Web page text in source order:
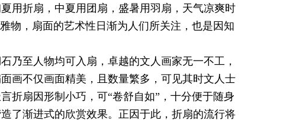
用折扇，中夏用团扇，盛暑用羽扇，天气凉爽时
物，扇面的艺术性日渐为人们所关注，也是因知
乃至人物均可入扇，卓越的文人画家无一不工，
画不仅画面精美，且数量繁多，可见其时文人士
折扇因形制小巧，可“卷舒自如”，十分便于随身
了渐进式的欣赏效果。正因于此，折扇的流行将